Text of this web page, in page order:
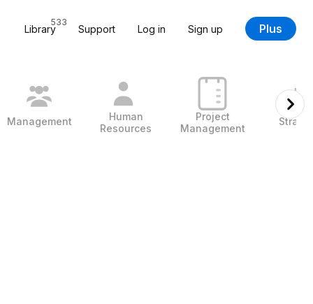
Library
533
Support Log in Sign up Plus
Management
Human
Resources
Project
Management